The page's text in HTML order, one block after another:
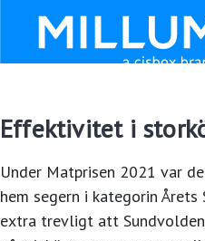
Effektivitet i
Under Matprisen 2021 var
hem segern i kategorin
extra trevligt att Sundvolden